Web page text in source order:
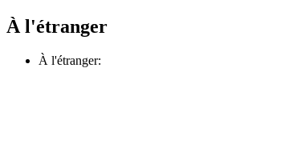
À l'étranger
À l'étranger: